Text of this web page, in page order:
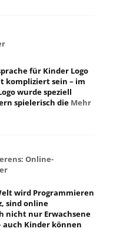
für Kinder Logo
kompliziert sein – im
wurde speziell
spielerisch die Mehr
Online-
wird Programmieren
sind online
nicht nur Erwachsene
auch Kinder können